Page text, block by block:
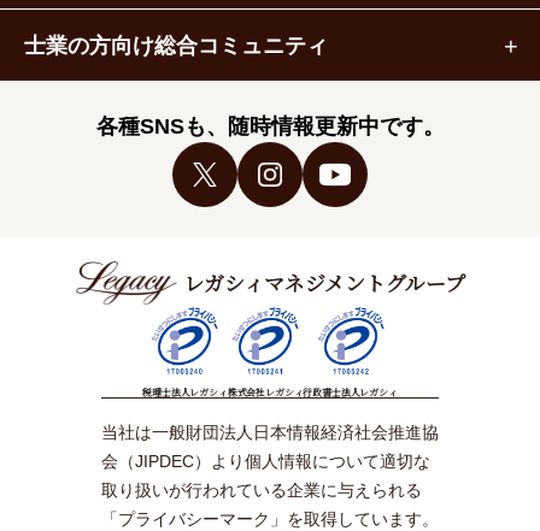
士業の方向け総合コミュニティ
各種SNSも、随時情報更新中です。
レガシィマネジメントグループ
税理士法人レガシィ株式会社レガシィ行政書士法人レガシィ
当社は一般財団法人日本情報経済社会推進協
会（JIPDEC）より個人情報について適切な
取り扱いが行われている企業に与えられる
「プライバシーマーク」を取得しています。